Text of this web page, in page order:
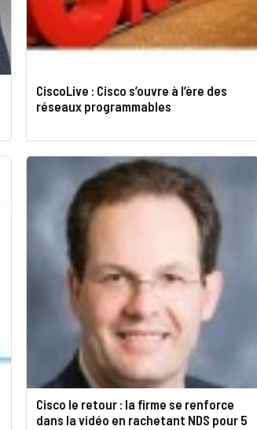
CiscoLive : Cisco s’ouvre à l’ère des
réseaux programmables
Cisco le retour : la firme se renforce
dans la vidéo en rachetant NDS pour 5